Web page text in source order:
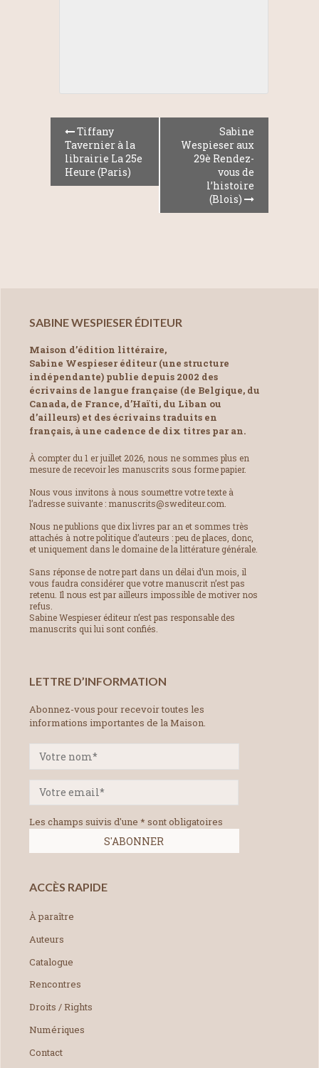
Tiffany
Tavernier à la
librairie La 25e
Heure (Paris)
Sabine
Wespieser aux
29è Rendez-
vous de
l’histoire
(Blois)
SABINE WESPIESER ÉDITEUR
Maison d’édition littéraire,
Sabine Wespieser éditeur (une structure
indépendante) publie depuis 2002 des
écrivains de langue française (de Belgique, du
Canada, de France, d’Haïti, du Liban ou
d’ailleurs) et des écrivains traduits en
français, à une cadence de dix titres par an.
À compter du 1 er juillet 2026, nous ne sommes plus en
mesure de recevoir les manuscrits sous forme papier.
Nous vous invitons à nous soumettre votre texte à
l’adresse suivante : manuscrits@swediteur.com.
Nous ne publions que dix livres par an et sommes très
attachés à notre politique d’auteurs : peu de places, donc,
et uniquement dans le domaine de la littérature générale.
Sans réponse de notre part dans un délai d’un mois, il
vous faudra considérer que votre manuscrit n’est pas
retenu. Il nous est par ailleurs impossible de motiver nos
refus.
Sabine Wespieser éditeur n’est pas responsable des
manuscrits qui lui sont confiés.
LETTRE D’INFORMATION
Abonnez-vous pour recevoir toutes les
informations importantes de la Maison.
Les champs suivis d'une * sont obligatoires
ACCÈS RAPIDE
À paraître
Auteurs
Catalogue
Rencontres
Droits / Rights
Numériques
Contact